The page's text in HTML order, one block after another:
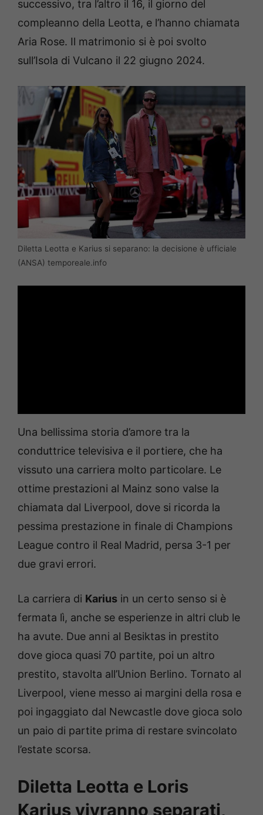
successivo, tra l’altro il 16, il giorno del
compleanno della Leotta, e l’hanno chiamata
Aria Rose. Il matrimonio si è poi svolto
sull’Isola di Vulcano il 22 giugno 2024.
Diletta Leotta e Karius si separano: la decisione è ufficiale
(ANSA) temporeale.info
Una bellissima storia d’amore tra la
conduttrice televisiva e il portiere, che ha
vissuto una carriera molto particolare. Le
ottime prestazioni al Mainz sono valse la
chiamata dal Liverpool, dove si ricorda la
pessima prestazione in finale di Champions
League contro il Real Madrid, persa 3-1 per
due gravi errori.
La carriera di Karius in un certo senso si è
fermata lì, anche se esperienze in altri club le
ha avute. Due anni al Besiktas in prestito
dove gioca quasi 70 partite, poi un altro
prestito, stavolta all’Union Berlino. Tornato al
Liverpool, viene messo ai margini della rosa e
poi ingaggiato dal Newcastle dove gioca solo
un paio di partite prima di restare svincolato
l’estate scorsa.
Diletta Leotta e Loris
Karius vivranno separati,